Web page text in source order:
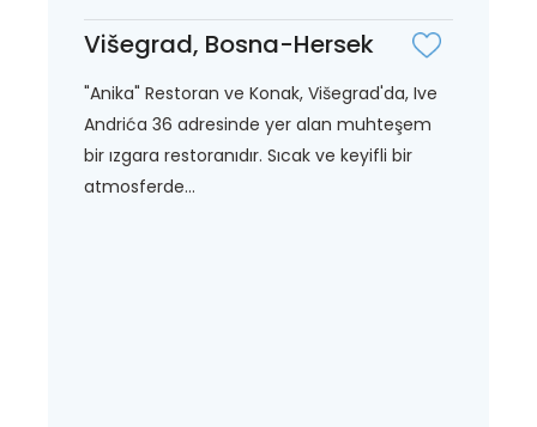
Višegrad, Bosna-Hersek
"Anika" Restoran ve Konak, Višegrad'da, Ive
Andrića 36 adresinde yer alan muhteşem
bir ızgara restoranıdır. Sıcak ve keyifli bir
atmosferde...